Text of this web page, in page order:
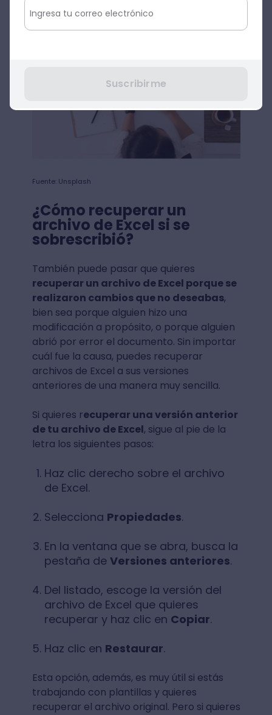
Fuente: Unsplash
¿Cómo recuperar un
archivo de Excel si se
sobrescribió?
También puede pasar que quieres
recuperar un archivo de Excel porque se
realizaron cambios que no deseabas,
bien sea porque alguien hizo una
modificación a propósito, o porque alguien
abrió por error el documento. Sin importar
cuál fue la causa, puedes recuperar
archivos de Excel a sus versiones
anteriores de una manera muy sencilla.
Si quieres recuperar una versión anterior
de tu archivo de Excel, sigue al pie de la
letra los siguientes pasos:
Haz clic derecho sobre el archivo
de Excel.
Selecciona Propiedades.
En la ventana que se abra, busca la
pestaña de Versiones anteriores.
Del listado, escoge la versión del
archivo de Excel que quieres
recuperar y haz clic en Copiar.
Haz clic en Restaurar.
Esta opción, además, es muy útil si estás
trabajando con plantillas y quieres
recuperar el archivo original. Pero si quieres
Suscribirme